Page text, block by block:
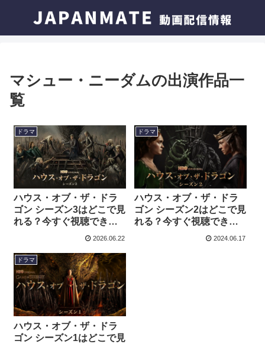
マシュー・ニーダムの出演作品一
覧
ドラマ
ハウス・オブ・ザ・ドラ
ゴン シーズン3はどこで見
れる？今すぐ視聴できる
動画配信サービスを紹
2026.06.22
ドラマ
ハウス・オブ・ザ・ドラ
ゴン シーズン2はどこで見
れる？今すぐ視聴できる
動画配信サービスを紹
2024.06.17
ドラマ
ハウス・オブ・ザ・ドラ
ゴン シーズン1はどこで見